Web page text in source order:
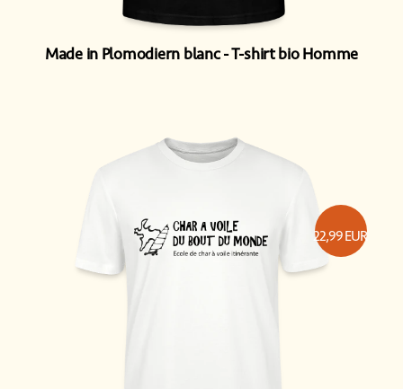
Made in Plomodiern blanc T-shirt bio Homme
22,99EUR